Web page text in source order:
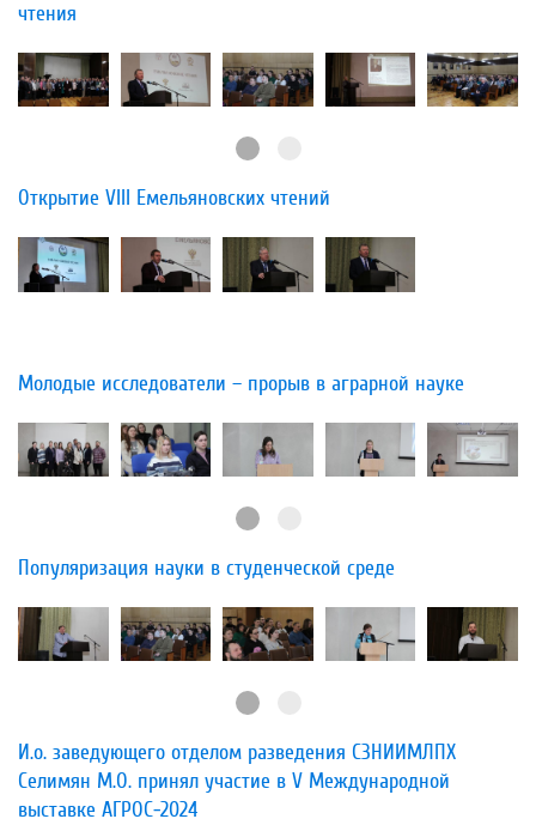
чтения
Открытие VIII Емельяновских чтений
​Молодые исследователи – прорыв в аграрной науке
​Популяризация науки в студенческой среде
И.о. заведующего отделом разведения СЗНИИМЛПХ
Селимян М.О. принял участие в V Международной
выставке АГРОС-2024